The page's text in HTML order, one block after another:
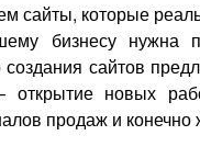
сайты, которые
бизнесу нужна
создания сайтов
открытие новых
продаж и конечно